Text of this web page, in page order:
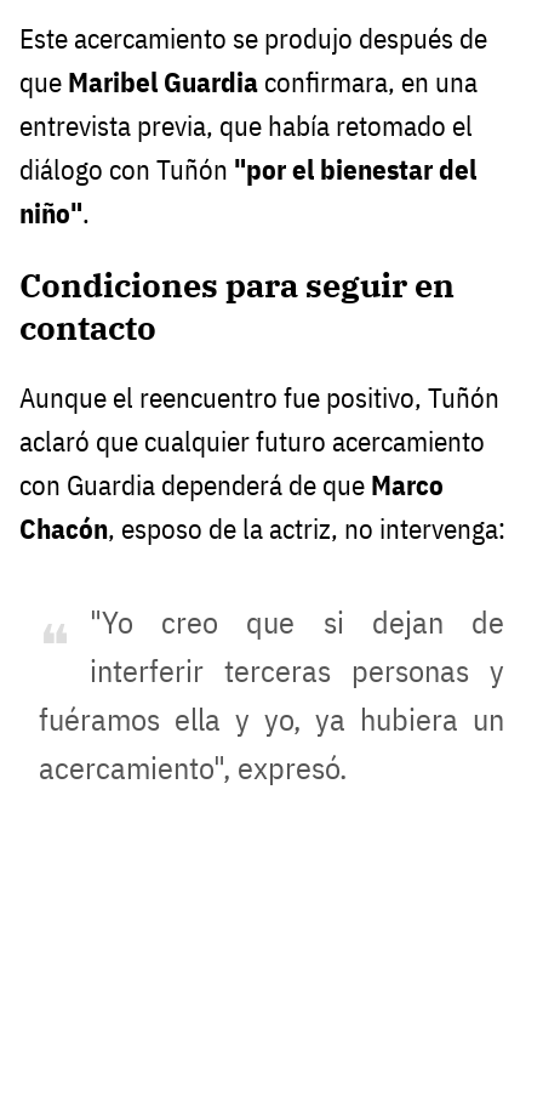
Este acercamiento se produjo después de
que Maribel Guardia confirmara, en una
entrevista previa, que había retomado el
diálogo con Tuñón "por el bienestar del
niño".
Condiciones para seguir en
contacto
Aunque el reencuentro fue positivo, Tuñón
aclaró que cualquier futuro acercamiento
con Guardia dependerá de que Marco
Chacón, esposo de la actriz, no intervenga:
"Yo creo que si dejan de
interferir terceras personas y
fuéramos ella y yo, ya hubiera un
acercamiento", expresó.